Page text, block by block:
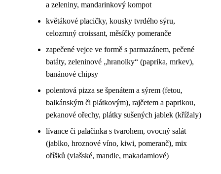
a zeleniny, mandarinkový kompot
květákové placičky, kousky tvrdého sýru,
celozrnný croissant, měsíčky pomeranče
zapečené vejce ve formě s parmazánem, pečené
batáty, zeleninové „hranolky“ (paprika, mrkev),
banánové chipsy
polentová pizza se špenátem a sýrem (fetou,
balkánským či plátkovým), rajčetem a paprikou,
pekanové ořechy, plátky sušených jablek (křížaly)
lívance či palačinka s tvarohem, ovocný salát
(jablko, hroznové víno, kiwi, pomeranč), mix
oříšků (vlašské, mandle, makadamiové)